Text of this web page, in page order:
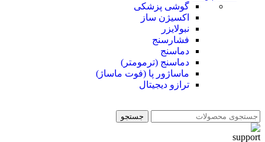
گوشی پزشکی
اکسیژن ساز
نبولایزر
فشارسنج
دماسنج
دماسنج (ترمومتر)
ماساژور پا (فوت ماساژ)
ترازو دیجیتال
جستجو